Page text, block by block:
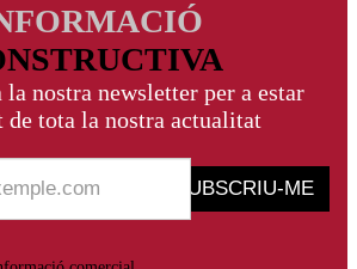
la nostra newsletter per a estar
tota la nostra actualitat
SUBSCRIU-ME